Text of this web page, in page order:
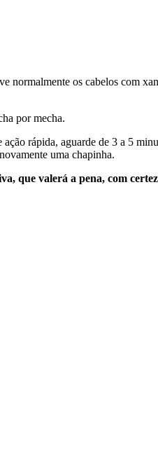
normalmente os cabelos com
por mecha.
rápida, aguarde de 3 a 5
uma chapinha.
que valerá a pena, com